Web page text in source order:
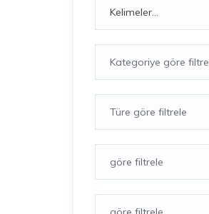
Kategoriye göre filtre
Türe göre filtrele
göre filtrele